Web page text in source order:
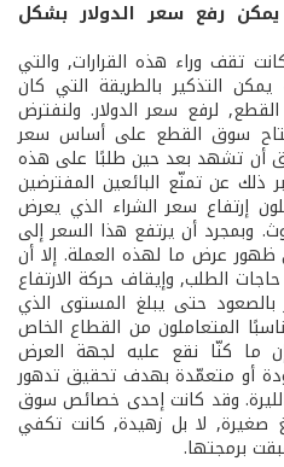
رفع سعر الدولار بشكل
تقف وراء هذه القرارات, والتي
التذكير بالطريقة التي كان
لرفع سعر الدولار. ولنفترض
سوق القطع على أساس سعر
أن تشهد بعد حين طلبًا على هذه
ذلك عن تمنّع البائعين المفترضين
إرتفاع سعر الشراء الذي يعرض
وبمجرد أن يرتفع هذا السعر إلى
عرض ما لهذه العملة. إلا أن
الطلب, وإيقاف حركة الارتفاع
حتى يبلغ المستوى الذي
المتعاملون من القطاع الخاص
ما كنّا نقع عليه لجهة العرض
أو متعمّدة بهدف تحقيق تدهور
وقد كانت إحدى خصائص سوق
صغيرة, لا بل زهيدة, كانت تكفي
برمجتها.